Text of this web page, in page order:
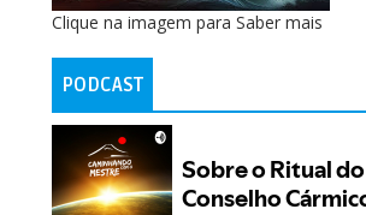
Clique na imagem para Saber mais
PODCAST